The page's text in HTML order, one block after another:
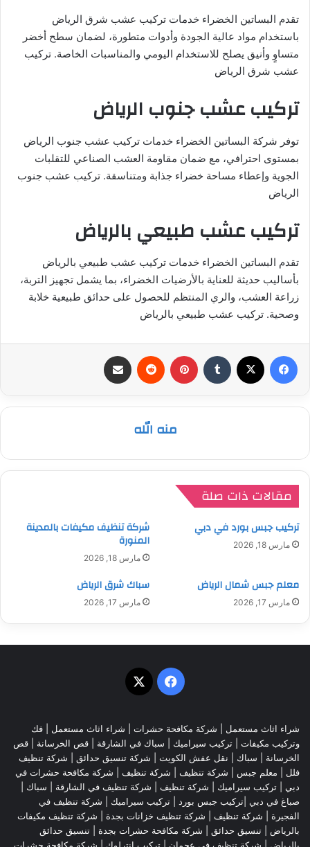
تقدم البساتين الخضراء خدمات تركيب عشب شرق الرياض
باستخدام مواد عالية الجودة وأدوات متطورة، لضمان سطح أخضر
متساوٍ وأنيق يصلح للاستخدام اليومي والمناسبات الخاصة. تركيب
عشب شرق الرياض
تركيب عشب جنوب الرياض
توفر شركة البساتين الخضراء خدمات تركيب عشب جنوب الرياض
بمستوى احترافي، مع ضمان مقاومة العشب الصناعي للتقلبات
الجوية وإعطاء مساحة خضراء جذابة ومتناسقة. تركيب عشب جنوب
الرياض
تركيب عشب طبيعي بالرياض
تقدم البساتين الخضراء خدمات تركيب عشب طبيعي بالرياض
بأساليب حديثة للعناية بالأرضيات الخضراء، بما يشمل تجهيز التربة،
زراعة العشب، والري المنتظم للحصول على حدائق طبيعية خلابة
وصحية. تركيب عشب طبيعي بالرياض
فيسبوك بينتيريست
منه الله
مقالات ذات صلة
تركيب جبس بورد في دبي
مارس 18, 2026
شركة تنظيف مكيفات بالمدينة
المنورة
مارس 18, 2026
معلم جبس شمال الرياض
مارس 17, 2026
سباك شرق الرياض
مارس 17, 2026
فيسبوك
‫X
شراء اثاث مستعمل شركة مكافحة حشرات شراء اثاث مستعمل
فك
وتركيب مكيفات | تركيب سيراميك | سباك في الشارقة قص الخرسانة | قص
الخرسانة | سباك نقل عفش الكويت شركة تنسيق حدائق
شركة تنظيف
فلل
معلم جبس شركة تنظيف شركة تنظيف
شركة مكافحة حشرات في
دبي
تركيب سيراميك شركة تنظيف شركة تنظيف في الشارقة | سباك |
صباغ في دبي |تركيب جبس بورد | تركيب سيراميك
شركة تنظيف في
الفجيرة
شركة تنظيف شركة تنظيف خزانات بجدة
شركة تنظيف مكيفات
بالرياض
تنسيق حدائق شركة مكافحة حشرات بجدة
تنسيق حدائق